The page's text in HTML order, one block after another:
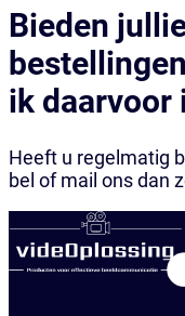
Bieden
ik daarvoor
Heeft u regelmatig
bel of mail ons dan